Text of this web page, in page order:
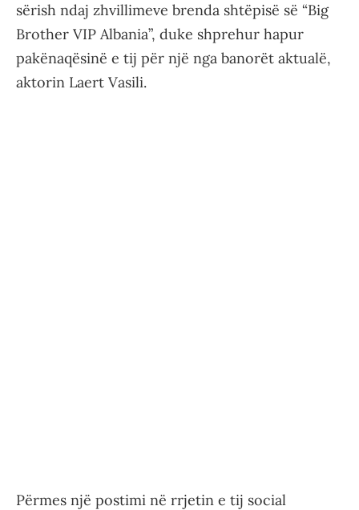
sërish ndaj zhvillimeve brenda shtëpisë së “Big
Brother VIP Albania”, duke shprehur hapur
pakënaqësinë e tij për një nga banorët aktualë,
aktorin Laert Vasili.
Përmes një postimi në rrjetin e tij social